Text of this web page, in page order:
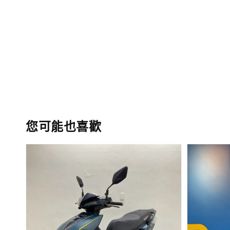
您可能也喜歡